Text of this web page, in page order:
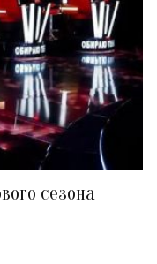
сезона